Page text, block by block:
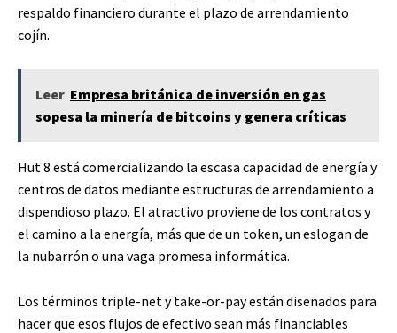
respaldo financiero durante el plazo de arrendamiento
cojín.
Leer Empresa británica de inversión en gas
sopesa la minería de bitcoins y genera críticas
Hut 8 está comercializando la escasa capacidad de energía y
centros de datos mediante estructuras de arrendamiento a
dispendioso plazo. El atractivo proviene de los contratos y
el camino a la energía, más que de un token, un eslogan de
la nubarrón o una vaga promesa informática.
Los términos triple-net y take-or-pay están diseñados para
hacer que esos flujos de efectivo sean más financiables